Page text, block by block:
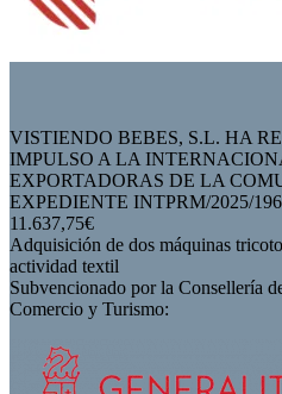
VISTIENDO BEBES, S.L. HA
IMPULSO A LA
EXPORTADORAS DE LA
EXPEDIENTE INTPRM/2025/
11.637,75€
Adquisición de dos máquinas
actividad textil
Subvencionado por la Consellería
Comercio y Turismo: